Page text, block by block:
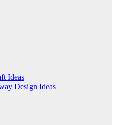
Ideas
Design Ideas